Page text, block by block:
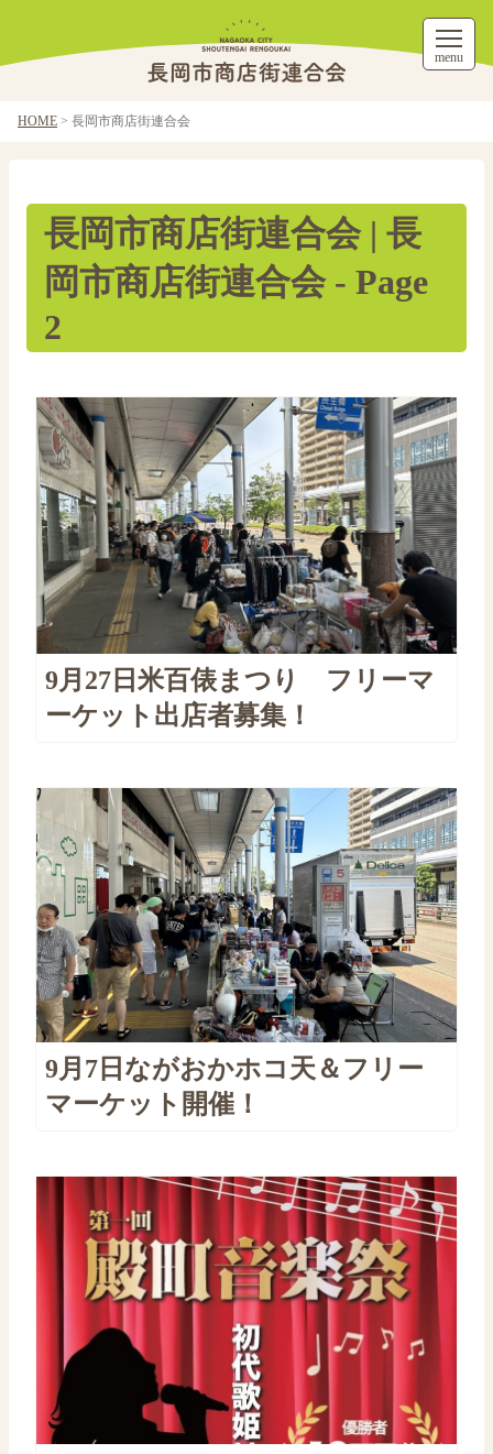
menu
HOME > 長岡市商店街連合会
長岡市商店街連合会 | 長
岡市商店街連合会 - Page
2
9月27日米百俵まつり フリーマ
ーケット出店者募集！
9月7日ながおかホコ天＆フリー
マーケット開催！